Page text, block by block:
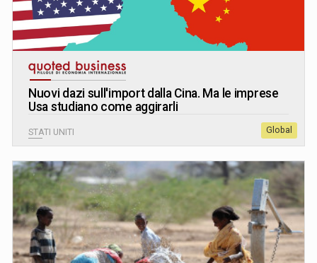
Nuovi dazi sull'import dalla Cina. Ma le imprese
Usa studiano come aggirarli
STATI UNITI Global